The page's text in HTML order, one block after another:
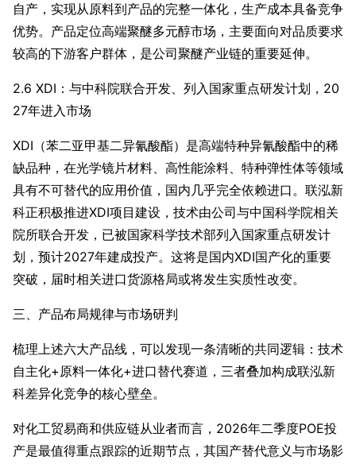
自产，实现从原料到产品的完整一体化，生产成本具备竞争
优势。产品定位高端聚醚多元醇市场，主要面向对品质要求
较高的下游客户群体，是公司聚醚产业链的重要延伸。
2.6 XDI：与中科院联合开发、列入国家重点研发计划，20
27年进入市场
XDI（苯二亚甲基二异氰酸酯）是高端特种异氰酸酯中的稀
缺品种，在光学镜片材料、高性能涂料、特种弹性体等领域
具有不可替代的应用价值，国内几乎完全依赖进口。联泓新
科正积极推进XDI项目建设，技术由公司与中国科学院相关
院所联合开发，已被国家科学技术部列入国家重点研发计
划，预计2027年建成投产。这将是国内XDI国产化的重要
突破，届时相关进口货源格局或将发生实质性改变。
三、产品布局规律与市场研判
梳理上述六大产品线，可以发现一条清晰的共同逻辑：技术
自主化+原料一体化+进口替代赛道，三者叠加构成联泓新
科差异化竞争的核心壁垒。
对化工贸易商和供应链从业者而言，2026年二季度POE投
产是最值得重点跟踪的近期节点，其国产替代意义与市场影